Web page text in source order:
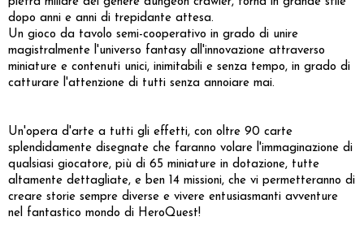
dopo anni e anni di trepidante attesa.
Un gioco da tavolo semi-cooperativo in grado di unire
magistralmente l'universo fantasy all'innovazione attraverso
miniature e contenuti unici, inimitabili e senza tempo, in grado di
catturare l'attenzione di tutti senza annoiare mai.
Un'opera d'arte a tutti gli effetti, con oltre 90 carte
splendidamente disegnate che faranno volare l'immaginazione di
qualsiasi giocatore, più di 65 miniature in dotazione, tutte
altamente dettagliate, e ben 14 missioni, che vi permetteranno di
creare storie sempre diverse e vivere entusiasmanti avventure
nel fantastico mondo di HeroQuest!